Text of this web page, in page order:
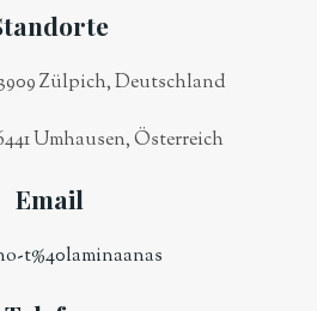
Zülpich, Deutschland
Umhausen, Österreich
Email
t%40laminaanas